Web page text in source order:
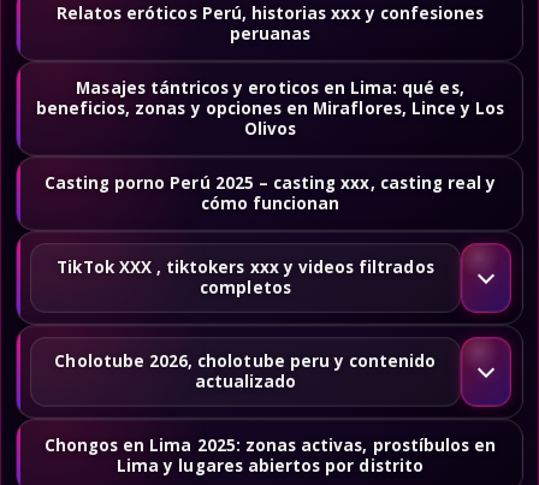
Relatos eróticos Perú, historias xxx y confesiones
peruanas
Masajes tántricos y eroticos en Lima: qué es,
beneficios, zonas y opciones en Miraflores, Lince y Los
Olivos
Casting porno Perú 2025 – casting xxx, casting real y
cómo funcionan
TikTok XXX , tiktokers xxx y videos filtrados
completos
Cholotube 2026, cholotube peru y contenido
actualizado
Chongos en Lima 2025: zonas activas, prostíbulos en
Lima y lugares abiertos por distrito